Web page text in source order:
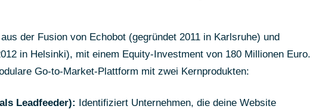
der Fusion von Echobot (gegründet 2011 in Karlsruhe) und
in Helsinki), mit einem Equity-Investment von 180 Millionen Euro.
Go-to-Market-Plattform mit zwei Kernprodukten:
Leadfeeder): Identifiziert Unternehmen, die deine Website